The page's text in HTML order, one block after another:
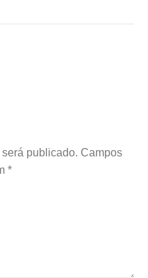
publicado. Campos
*